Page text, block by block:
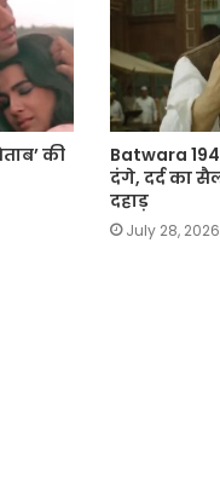
की
Batwara
दंगे, दर्द का
दहाड़
July 28, 2026